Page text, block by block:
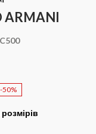
ARMANI
-50%